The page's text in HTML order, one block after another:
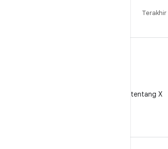
Ikuti @AndroidDev tentang X